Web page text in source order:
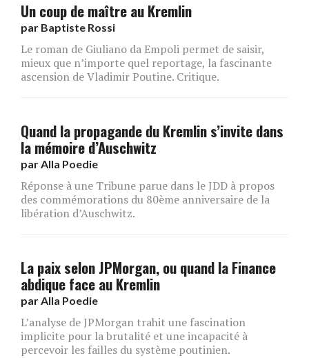
Un coup de maître au Kremlin
par Baptiste Rossi
Le roman de Giuliano da Empoli permet de saisir,
mieux que n’importe quel reportage, la fascinante
ascension de Vladimir Poutine. Critique.
Quand la propagande du Kremlin s’invite dans
la mémoire d’Auschwitz
parAlla Poedie
Réponse à une Tribune parue dans le JDD à propos
des commémorations du 80ème anniversaire de la
libération d’Auschwitz.
La paix selon JPMorgan, ou quand la Finance
abdique face au Kremlin
parAlla Poedie
L’analyse de JPMorgan trahit une fascination
implicite pour la brutalité et une incapacité à
percevoir les failles du système poutinien.